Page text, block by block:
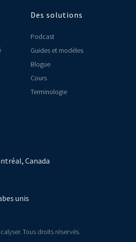
Des solutions
Podcast
Guides et modèles
Blogue
Cours
Terminologie
Canada
unis
Tous droits réservés.